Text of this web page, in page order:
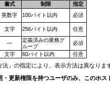
書式 制限
指定
英数字 100バイト以内 必須
文字 256バイト以内 任意
―
定義済みの業務グ
ループ
必須
文字 60バイト以内 任意
法」の指定により、表示方法は異なりま
更新権限を持つユーザのみ、このホス